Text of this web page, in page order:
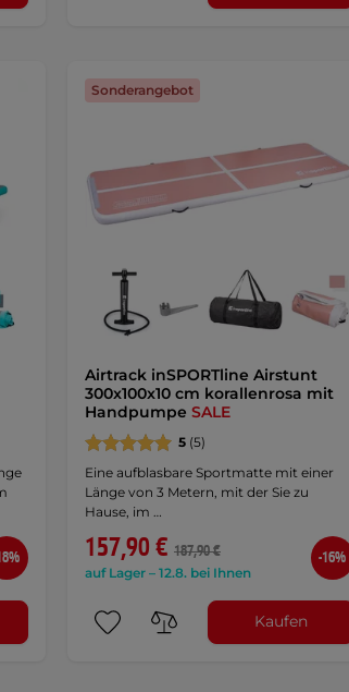
Sonderangebot
Airtrack inSPORTline Airstunt
300x100x10 cm korallenrosa mit
Handpumpe SALE
5(5)
Eine aufblasbare Sportmatte mit einer
Länge von 3 Metern, mit der Sie zu
Hause, im …
157,90 € 187,90 €
auf Lager – 12.8. bei Ihnen
-16%
Kaufen